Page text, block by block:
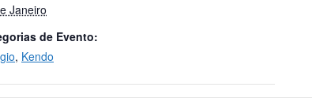
Janeiro
de Evento:
, Kendo